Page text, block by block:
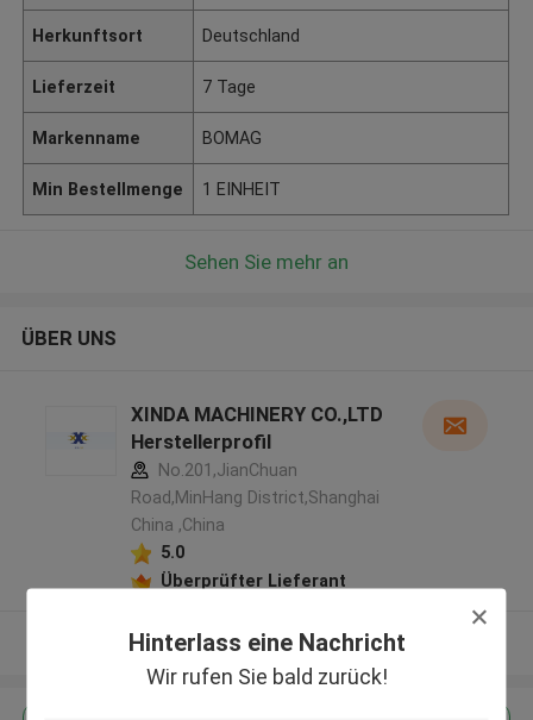
Hinterlass eine Nachricht
Wir rufen Sie bald zurück!
Herkunftsort Deutschland
Lieferzeit 7 Tage
Markenname BOMAG
Min Bestellmenge 1 EINHEIT
Sehen Sie mehr an
ÜBER UNS
XINDA MACHINERY CO.,LTD
Herstellerprofil
No.201,JianChuan
Road,MinHang District,Shanghai
China ,China
5.0
Überprüfter Lieferant
Sehen Sie mehr an